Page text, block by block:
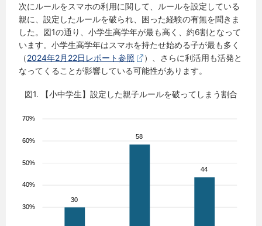
次にルールをスマホの利用に関して、ルールを設定している
親に、設定したルールを破られ、困った経験の有無を聞きま
した。図1の通り、小学生高学年が最も高く、約6割となって
います。小学生高学年はスマホを持たせ始める子が最も多く
（2024年2月22日レポート参照
）、さらに利活用も活発と
なってくることが影響している可能性があります。
図1. 【小中学生】設定した親子ルールを破ってしまう割合